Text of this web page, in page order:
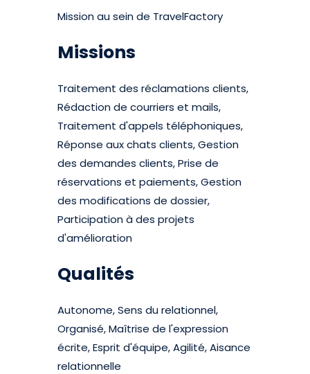
Mission au sein de TravelFactory
Missions
Traitement des réclamations clients,
Rédaction de courriers et mails,
Traitement d'appels téléphoniques,
Réponse aux chats clients, Gestion
des demandes clients, Prise de
réservations et paiements, Gestion
des modifications de dossier,
Participation à des projets
d'amélioration
Qualités
Autonome, Sens du relationnel,
Organisé, Maîtrise de l'expression
écrite, Esprit d'équipe, Agilité, Aisance
relationnelle